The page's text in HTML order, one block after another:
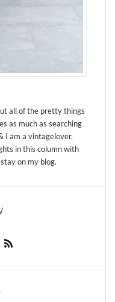
all of the pretty things
as much as searching
I am a vintagelover.
in this column with
on my blog.